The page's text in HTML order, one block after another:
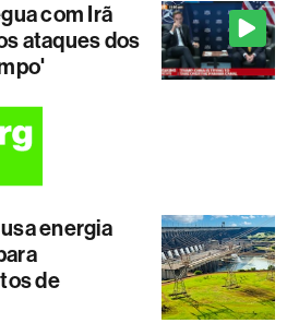
com Irã
ataques dos
energia
de